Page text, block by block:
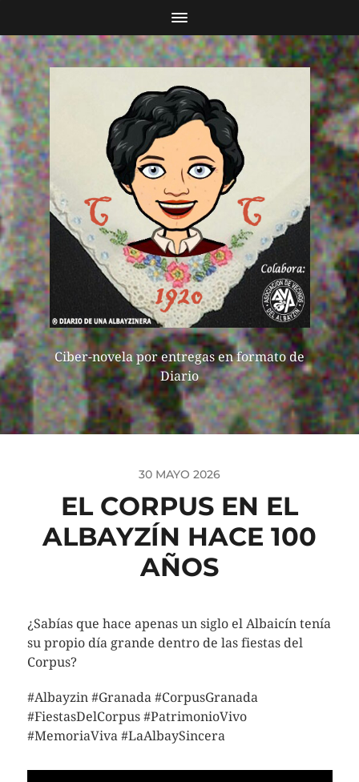
Ciber-novela por entregas en formato de
Diario
30 MAYO 2026
EL CORPUS EN EL
ALBAYZÍN HACE 100
AÑOS
¿Sabías que hace apenas un siglo el Albaicín tenía
su propio día grande dentro de las fiestas del
Corpus?
#Albayzin #Granada #CorpusGranada
#FiestasDelCorpus #PatrimonioVivo
#MemoriaViva #LaAlbaySincera